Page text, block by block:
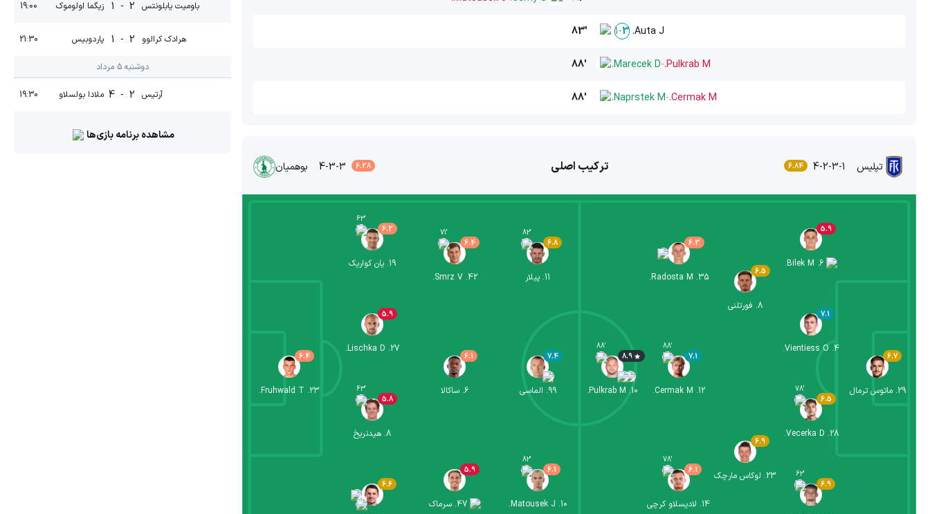
83' 3
-
1 Auta J.
88' Marecek D.-Pulkrab M.
88' Naprstek M.-Cermak M.
ترکیب اصلی تپلیس 4-2-3-1
6.84
6.28
4-3-3 بوهمیان
29
.ماتوس ترمال
6.7
6.9
62'
28
.
Vecerka D.
6.5
78'
4
.
Vientiess O.
7.1
6
.
Bilek M.
5.9
23
. لوکاس مارچک
6.9
8
. فورتلنی
6.5
14
. لادیسلاو کرچی
6.1
78'
12
.
Cermak M.
7.1
88'
35
.
Radosta M.
6.3
10
.
Pulkrab M.
8.9
88'
23
.
Fruhwald T.
6.4
6.6
8
.هیدنریخ
5.8
63'
27
.
Lischka D.
5.9
19
.یان کواریک
6.2
63'
47
.سرماک
5.9
6
. ساکالا
6.1
42
.
Smrz V.
6.4
71'
10
.
Matousek J.
6.1
82'
99
. الماسی
7.4
11
. پیلار
6.8
82'
باومیت یابلونتس 2
-
1 زیگما اولوموک 19:00
هرادک کرالوو 2
-
1 پاردوبیس 21:30
دوشنبه 5 مرداد
آرتیس 2
-
4 ملادا بولسلاو 19:30
مشاهده برنامه بازی‌ها